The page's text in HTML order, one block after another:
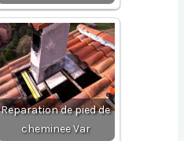
Reparation de pied de
cheminee Var